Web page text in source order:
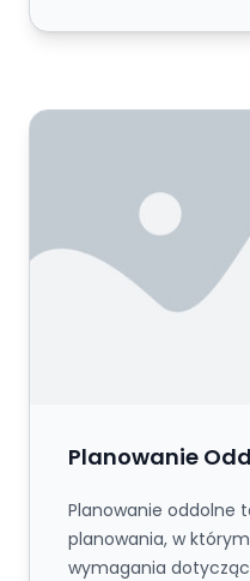
Planowanie Oddolne
Planowanie
Planowanie oddolne
planowania, w
wymagania